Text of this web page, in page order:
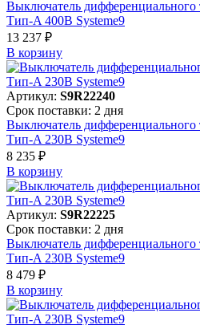
Выключатель
Тип-A 400В Systeme9
13 237 ₽
В корзинy
Артикул: S9R22240
Срок поставки: 2 дня
Выключатель
Тип-A 230В Systeme9
8 235 ₽
В корзинy
Артикул: S9R22225
Срок поставки: 2 дня
Выключатель
Тип-A 230В Systeme9
8 479 ₽
В корзинy